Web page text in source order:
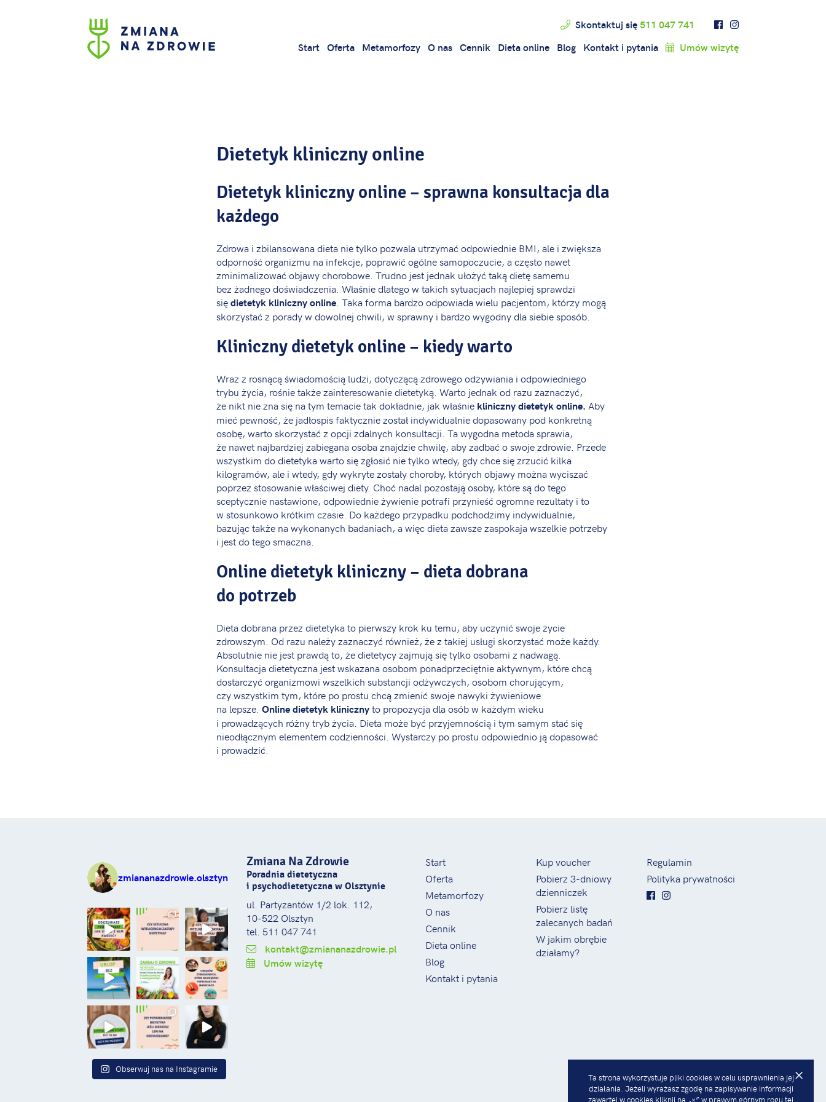
Skontaktuj się511 047 741
Start Oferta Metamorfozy O nas Cennik Dieta online Blog Kontakt i pytania Umów wizytę
Dietetyk kliniczny online
Dietetyk kliniczny online – sprawna konsultacja dla
każdego
Zdrowa i zbilansowana dieta nie tylko pozwala utrzymać odpowiednie BMI, ale i zwiększa
odporność organizmu na infekcje, poprawić ogólne samopoczucie, a często nawet
zminimalizować objawy chorobowe. Trudno jest jednak ułożyć taką dietę samemu
bez żadnego doświadczenia. Właśnie dlatego w takich sytuacjach najlepiej sprawdzi
siędietetyk kliniczny online . Taka forma bardzo odpowiada wielu pacjentom, którzy mogą
skorzystać z porady w dowolnej chwili, w sprawny i bardzo wygodny dla siebie sposób.
Kliniczny dietetyk online – kiedy warto
Wraz z rosnącą świadomością ludzi, dotyczącą zdrowego odżywiania i odpowiedniego
trybu życia, rośnie także zainteresowanie dietetyką. Warto jednak od razu zaznaczyć,
że nikt nie zna się na tym temacie tak dokładnie, jak właśnie kliniczny dietetyk online. Aby
mieć pewność, że jadłospis faktycznie został indywidualnie dopasowany pod konkretną
osobę, warto skorzystać z opcji zdalnych konsultacji. Ta wygodna metoda sprawia,
że nawet najbardziej zabiegana osoba znajdzie chwilę, aby zadbać o swoje zdrowie. Przede
wszystkim do dietetyka warto się zgłosić nie tylko wtedy, gdy chce się zrzucić kilka
kilogramów, ale i wtedy, gdy wykryte zostały choroby, których objawy można wyciszać
poprzez stosowanie właściwej diety. Choć nadal pozostają osoby, które są do tego
sceptycznie nastawione, odpowiednie żywienie potrafi przynieść ogromne rezultaty i to
w stosunkowo krótkim czasie. Do każdego przypadku podchodzimy indywidualnie,
bazując także na wykonanych badaniach, a więc dieta zawsze zaspokaja wszelkie potrzeby
i jest do tego smaczna.
Online dietetyk kliniczny – dieta dobrana
do potrzeb
Dieta dobrana przez dietetyka to pierwszy krok ku temu, aby uczynić swoje życie
zdrowszym. Od razu należy zaznaczyć również, że z takiej usługi skorzystać może każdy.
Absolutnie nie jest prawdą to, że dietetycy zajmują się tylko osobami z nadwagą.
Konsultacja dietetyczna jest wskazana osobom ponadprzeciętnie aktywnym, które chcą
dostarczyć organizmowi wszelkich substancji odżywczych, osobom chorującym,
czy wszystkim tym, które po prostu chcą zmienić swoje nawyki żywieniowe
na lepsze. Online dietetyk klinicznyto propozycja dla osób w każdym wieku
i prowadzących różny tryb życia. Dieta może być przyjemnością i tym samym stać się
nieodłącznym elementem codzienności. Wystarczy po prostu odpowiednio ją dopasować
i prowadzić.
zmiananazdrowie.olsztyn
Obserwuj nas na Instagramie
Zmiana Na Zdrowie
Poradnia dietetyczna
i psychodietetyczna w Olsztynie
ul. Partyzantów 1/2 lok. 112,
10-522 Olsztyn
tel. 511 047 741
kontakt@zmiananazdrowie.pl
Umów wizytę
Start
Oferta
Metamorfozy
O nas
Cennik
Dieta online
Blog
Kontakt i pytania
Kup voucher
Pobierz 3-dniowy
dzienniczek
Pobierz listę
zalecanych badań
W jakim obrębie
działamy?
Regulamin
Polityka prywatności
×
Ta strona wykorzystuje pliki cookies w celu usprawnienia jej
działania. Jeżeli wyrażasz zgodę na zapisywanie informacji
zawartej w cookies kliknij na „×” w prawym górnym rogu tej